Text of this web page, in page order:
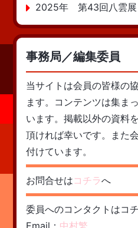
2025年 第43回八雲展
事務局／編集委員
当サイトは会員の皆様の
ます。コンテンツは集ま
います。掲載以外の資料
頂ければ幸いです。また
付けています。
お問合せはコチラへ
委員へのコンタクトはコ
Email： 中村繁